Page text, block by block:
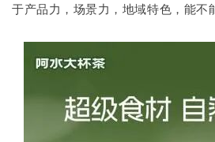
于产品力，场景力，地域特色，能不